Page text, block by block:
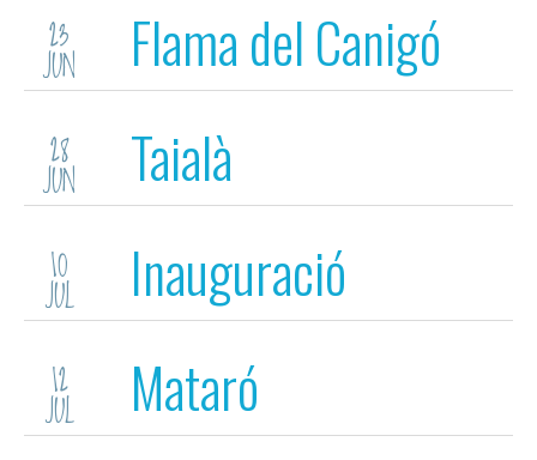
23
JUN Flama del Canigó
28
JUN Taialà
10
JUL
Inauguració
FESTIVAL Z
12
JUL Mataró